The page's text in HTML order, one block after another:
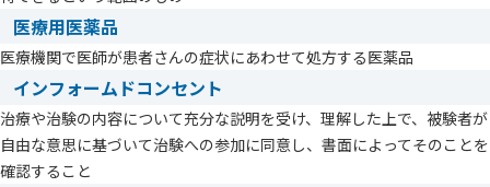
医療用医薬品
医療機関で医師が患者さんの症状にあわせて処方する医薬品
インフォームドコンセント
治療や治験の内容について充分な説明を受け、理解した上で、被験者が
自由な意思に基づいて治験への参加に同意し、書面によってそのことを
確認すること